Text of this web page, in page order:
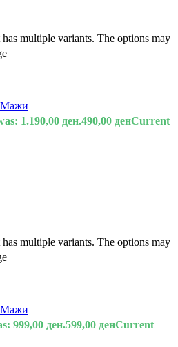
multiple variants. The options may
Мажи
1.190,00 ден.490,00 денCurrent
multiple variants. The options may
Мажи
999,00 ден.599,00 денCurrent